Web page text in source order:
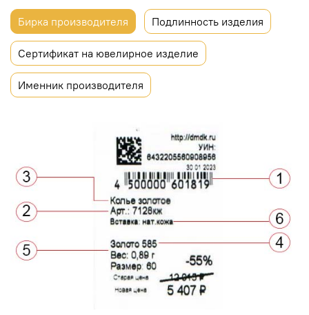
Бирка производителя Подлинность изделия
Сертификат на ювелирное изделие
Именник производителя